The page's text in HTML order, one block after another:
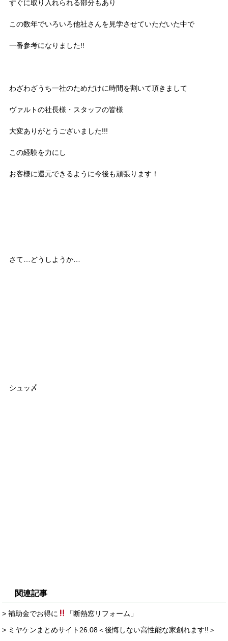
すぐに取り入れられる部分もあり
この数年でいろいろ他社さんを見学させていただいた中で
一番参考になりました!!
わざわざうち一社のためだけに時間を割いて頂きまして
ヴァルトの社長様・スタッフの皆様
大変ありがとうございました!!!
この経験を力にし
お客様に還元できるように今後も頑張ります！
さて…どうしようか…
シュッ〆
関連記事
> 補助金でお得に
「断熱窓リフォーム」
> ミヤケンまとめサイト26.08＜後悔しない高性能な家創れます!!＞